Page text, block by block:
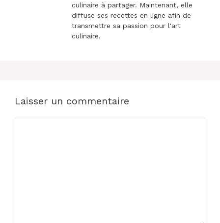
culinaire à partager. Maintenant, elle
diffuse ses recettes en ligne afin de
transmettre sa passion pour l'art
culinaire.
Laisser un commentaire